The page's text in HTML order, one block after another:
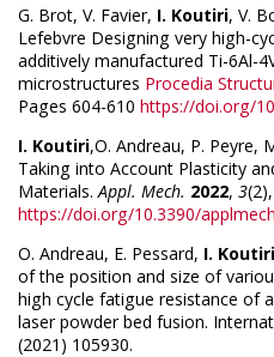
G. Brot, V. Favier, I. Koutiri, V.
Lefebvre Designing very high-
additively manufactured Ti-6Al-
microstructures Procedia
Pages 604-610 https://doi.org/
I. Koutiri,O. Andreau, P. Peyre,
Taking into Account Plasticity
Materials. Appl. Mech. 2022, 3
https://doi.org/10.3390/
O. Andreau, E. Pessard, I. Koutiri
of the position and size of
high cycle fatigue resistance of
laser powder bed fusion.
(2021) 105930.